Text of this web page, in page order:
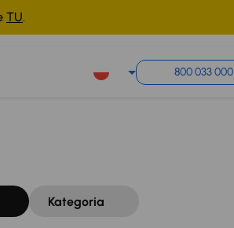
TU.
800 033 000
Kategoria